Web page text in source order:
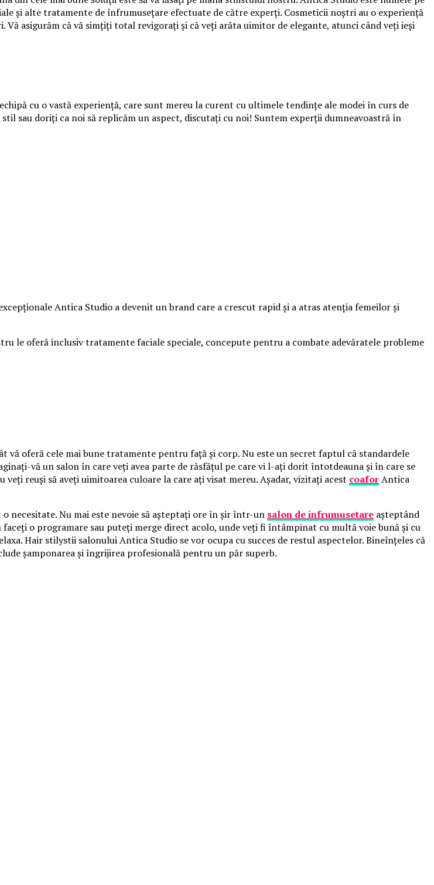
și alte tratamente de înfrumusețare efectuate de către experți. Cosmeticii noştri au o experienţă
asigurăm că vă simțiți total revigorați și că veţi arăta uimitor de elegante, atunci când veţi ieşi
cu o vastă experienţă, care sunt mereu la curent cu ultimele tendințe ale modei în curs de
sau doriți ca noi să replicăm un aspect, discutați cu noi! Suntem experții dumneavoastră în
Antica Studio a devenit un brand care a crescut rapid și a atras atenția femeilor și
le oferă inclusiv tratamente faciale speciale, concepute pentru a combate adevăratele probleme
oferă cele mai bune tratamente pentru faţă şi corp. Nu este un secret faptul că standardele
vă un salon în care veţi avea parte de răsfăţul pe care vi l-aţi dorit întotdeauna şi în care se
reuşi să aveţi uimitoarea culoare la care aţi visat mereu. Aşadar, vizitaţi acest coaforAntica
necesitate. Nu mai este nevoie să aşteptaţi ore în şir într-un salon deinfrumusetare aşteptând
o programare sau puteţi merge direct acolo, unde veţi fi întâmpinat cu multă voie bună şi cu
Hair stilystii salonului Antica Studio se vor ocupa cu succes de restul aspectelor. Bineînţeles că
şamponarea şi îngrijirea profesională pentru un păr superb.